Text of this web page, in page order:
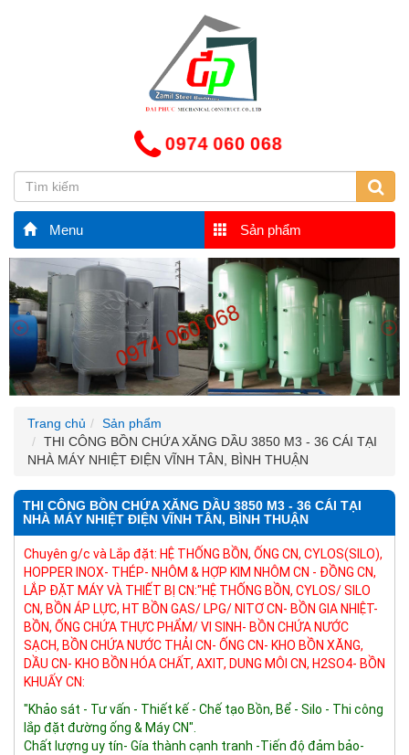
0974 060 068
Menu Sản phẩm
Trang chủ
Sản phẩm
THI CÔNG BỒN CHỨA XĂNG DẦU 3850 M3 - 36 CÁI TẠI
NHÀ MÁY NHIỆT ĐIỆN VĨNH TÂN, BÌNH THUẬN
THI CÔNG BỒN CHỨA XĂNG DẦU 3850 M3 - 36 CÁI TẠI
NHÀ MÁY NHIỆT ĐIỆN VĨNH TÂN, BÌNH THUẬN
Chuyên g/c và Lắp đặt: HỆ THỐNG BỒN, ỐNG CN, CYLOS(SILO),
HOPPER INOX- THÉP- NHÔM & HỢP KIM NHÔM CN - ĐỒNG CN,
LẮP ĐẶT MÁY VÀ THIẾT BỊ CN:"HỆ THỐNG BỒN, CYLOS/ SILO
CN, BỒN ÁP LỰC, HT BỒN GAS/ LPG/ NITƠ CN- BỒN GIA NHIỆT-
BỒN, ỐNG CHỨA THỰC PHẨM/ VI SINH- BỒN CHỨA NƯỚC
SẠCH, BỒN CHỨA NƯỚC THẢI CN- ỐNG CN- KHO BỒN XĂNG,
DẦU CN- KHO BỒN HÓA CHẤT, AXIT, DUNG MÔI CN, H2SO4- BỒN
KHUẤY CN:
"Khảo sát - Tư vấn - Thiết kế - Chế tạo Bồn, Bể - Silo - Thi công
lắp đặt đường ống & Máy CN".
Chất lượng uy tín- Gía thành cạnh tranh -Tiến độ đảm bảo-